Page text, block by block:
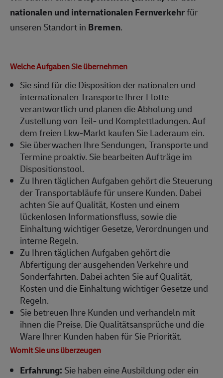
nationalen und internationalen Fernverkehrfür
unseren Standort in Bremen.
Welche Aufgaben Sie übernehmen
Sie sind für die Disposition der nationalen und
internationalen Transporte Ihrer Flotte
verantwortlich und planen die Abholung und
Zustellung von Teil- und Komplettladungen. Auf
dem freien Lkw-Markt kaufen Sie Laderaum ein.
Sie überwachen Ihre Sendungen, Transporte und
Termine proaktiv. Sie bearbeiten Aufträge im
Dispositionstool.
Zu Ihren täglichen Aufgaben gehört die Steuerung
der Transportabläufe für unsere Kunden. Dabei
achten Sie auf Qualität, Kosten und einem
lückenlosen Informationsfluss, sowie die
Einhaltung wichtiger Gesetze, Verordnungen und
interne Regeln.
Zu Ihren täglichen Aufgaben gehört die
Abfertigung der ausgehenden Verkehre und
Sonderfahrten. Dabei achten Sie auf Qualität,
Kosten und die Einhaltung wichtiger Gesetze und
Regeln.
Sie betreuen Ihre Kunden und verhandeln mit
ihnen die Preise. Die Qualitätsansprüche und die
Ware Ihrer Kunden haben für Sie Priorität.
Womit Sie uns überzeugen
Erfahrung: Sie haben eine Ausbildung oder ein